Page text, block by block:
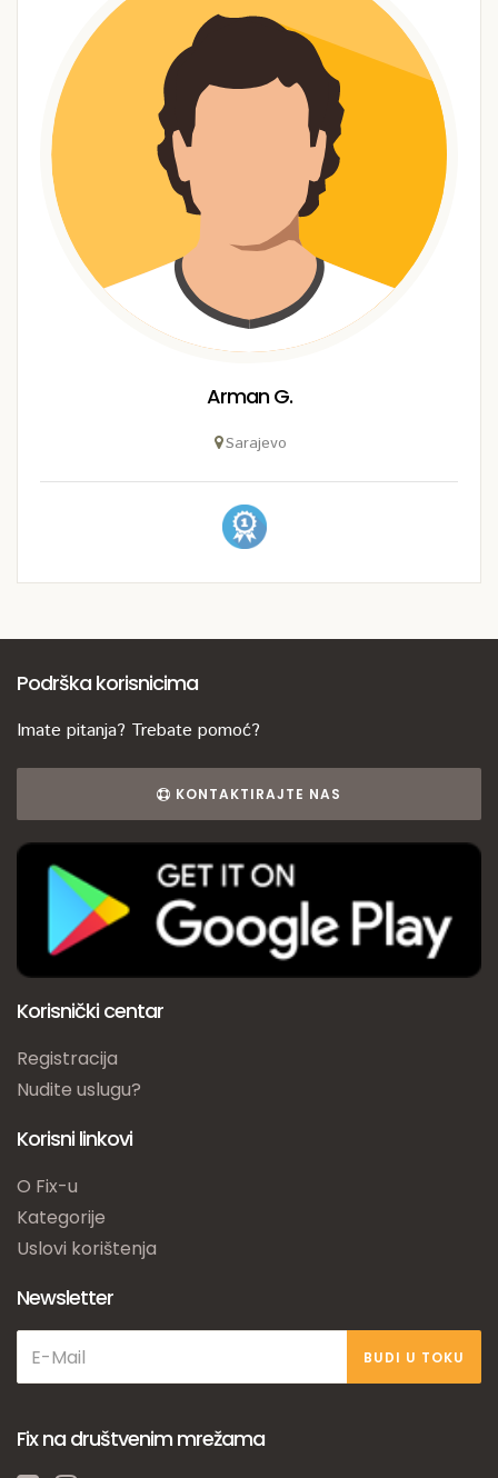
Arman G.
Sarajevo
Podrška korisnicima
Imate pitanja? Trebate pomoć?
KONTAKTIRAJTE NAS
Korisnički centar
Registracija
Nudite uslugu?
Korisni linkovi
O Fix-u
Kategorije
Uslovi korištenja
Newsletter
BUDI U TOKU
Fix na društvenim mrežama